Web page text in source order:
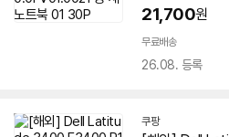
21,700원
무료배송
26.08. 등록
쿠팡